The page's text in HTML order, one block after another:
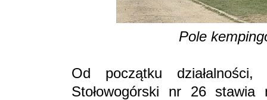
Pole
Od początku
Stołowogórski nr 26